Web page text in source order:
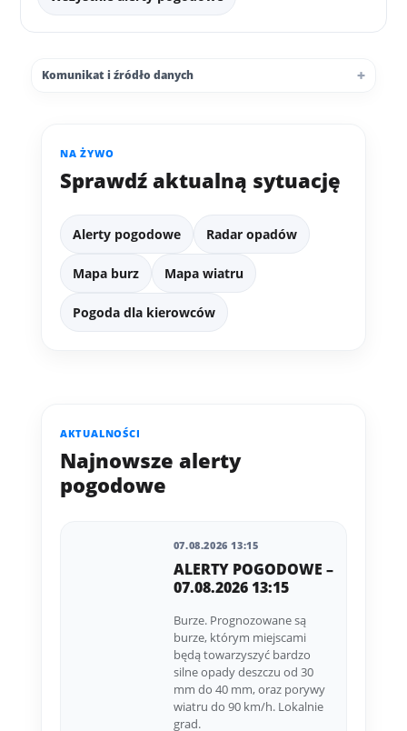
Komunikat i źródło danych
NA ŻYWO
Sprawdź aktualną sytuację
Alerty pogodowe Radar opadów
Mapa burz Mapa wiatru
Pogoda dla kierowców
AKTUALNOŚCI
Najnowsze alerty
pogodowe
07.08.2026 13:15
ALERTY POGODOWE –
07.08.2026 13:15
Burze. Prognozowane są
burze, którym miejscami
będą towarzyszyć bardzo
silne opady deszczu od 30
mm do 40 mm, oraz porywy
wiatru do 90 km/h. Lokalnie
grad.